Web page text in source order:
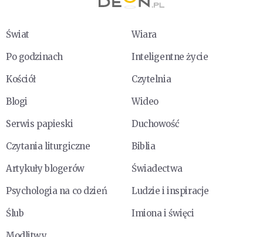
Świat
Wiara
Po godzinach
Inteligentne życie
Kościół
Czytelnia
Blogi
Wideo
Serwis papieski
Duchowość
Czytania liturgiczne
Biblia
Artykuły blogerów
Świadectwa
Psychologia na co dzień
Ludzie i inspiracje
Ślub
Imiona i święci